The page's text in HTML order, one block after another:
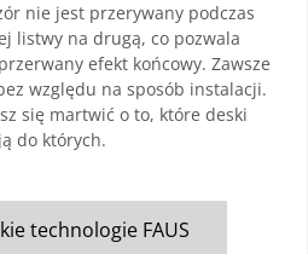
nie jest przerywany podczas
listwy na drugą, co pozwala
efekt końcowy. Zawsze
względu na sposób instalacji.
się martwić o to, które deski
do których.
technologie FAUS